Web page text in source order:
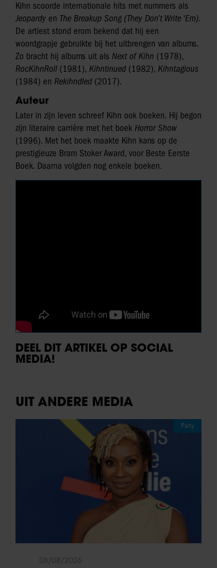
Kihn scoorde internationale hits met nummers als
Jeopardy en The Breakup Song (They Don’t Write ‘Em).
De artiest stond erom bekend dat hij een
woordgrapje gebruikte bij het uitbrengen van albums.
Zo bracht hij albums uit als Next of Kihn (1978),
RocKihnRoll (1981), Kihntinued (1982), Kihntagious
(1984) en Rekihndled (2017).
Auteur
Later in zijn leven schreef Kihn ook boeken. Hij begon
zijn literaire carrière met het boek Horror Show
(1996). Met het boek maakte Kihn kans op de
prestigieuze Bram Stoker Award, voor Beste Eerste
Boek. Daarna volgden nog enkele boeken.
DEEL DIT ARTIKEL OP SOCIAL
MEDIA!
UIT ANDERE MEDIA
Party